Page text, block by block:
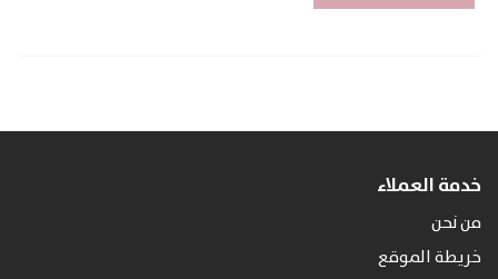
خدمة العملاء
من نحن
خريطة الموقع